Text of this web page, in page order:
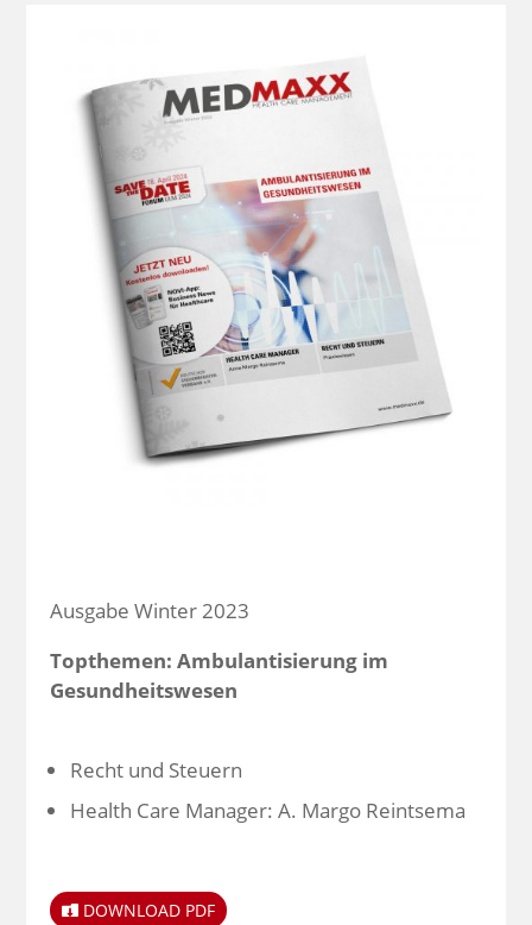
Ausgabe Winter 2023
Topthemen: Ambulantisierung im
Gesundheitswesen
Recht und Steuern
Health Care Manager: A. Margo Reintsema
DOWNLOAD PDF